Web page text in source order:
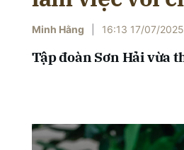
Minh Hằng 16:13 17/07/2025
Tập đoàn Sơn Hải vừa